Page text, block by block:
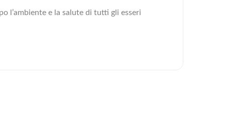
l’ambiente e la salute di tutti gli esseri